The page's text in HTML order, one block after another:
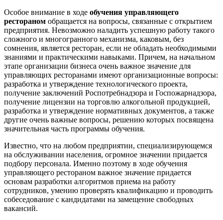
Особое внимание в ходе обучения управляющего
рестораном обращается на вопросы, связанные с открытием
предприятия. Невозможно наладить успешную работу такого
сложного и многогранного механизма, каковым, без
сомнения, является ресторан, если не обладать необходимыми
знаниями и практическими навыками. Причем, на начальном
этапе организации бизнеса очень важное значение для
управляющих ресторанами имеют организационные вопросы:
разработка и утверждение технологического проекта,
получение заключений Роспотребнадзора и Госпожарнадзора,
получение лицензии на торговлю алкогольной продукцией,
разработка и утверждение нормативных документов, а также
другие очень важные вопросы, решению которых посвящена
значительная часть программы обучения.
Известно, что на любом предприятии, специализирующемся
на обслуживании населения, огромное значении придается
подбору персонала. Именно поэтому в ходе обучения
управляющего рестораном важное значение придается
основам разработки алгоритмов приема на работу
сотрудников, умению проверять квалификацию и проводить
собеседование с кандидатами на замещение свободных
вакансий.